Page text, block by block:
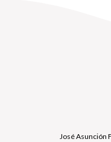
José Asunción